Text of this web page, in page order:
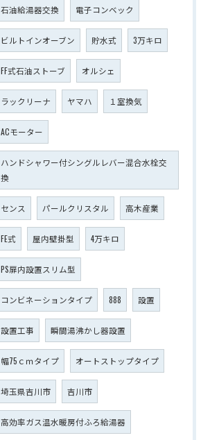
石油給湯器交換 電子コンベック
ビルトインオーブン 貯水式 3万キロ
FF式石油ストーブ オルシェ
ラックリーナ ヤマハ １室換気
ACモーター
ハンドシャワー付シングルレバー混合水栓交
換
センス パールクリスタル 高木産業
FE式 屋内壁掛型 4万キロ
PS扉内設置スリム型
コンビネーションタイプ 888 設置
設置工事 瞬間湯沸かし器設置
幅75ｃｍタイプ オートストップタイプ
埼玉県吉川市 吉川市
高効率ガス温水暖房付ふろ給湯器